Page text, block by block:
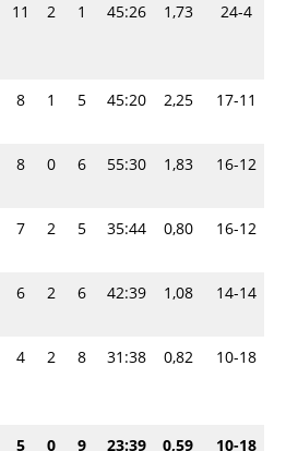
11 2 1 45:26 1,73 24-4
8 1 5 45:20 2,25 17-11
8 0 6 55:30 1,83 16-12
7 2 5 35:44 0,80 16-12
6 2 6 42:39 1,08 14-14
4 2 8 31:38 0,82 10-18
5 0 9 23:39 0,59 10-18